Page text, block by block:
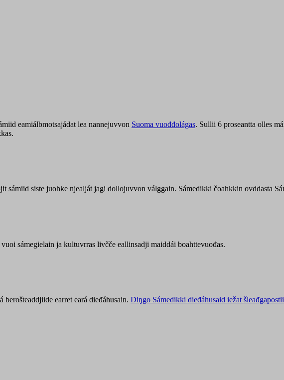
eamiálbmotsajádat lea nannejuvvon Suoma vuođđolágas. Sullii 6 proseantta olles
sámiid siste juohke njealját jagi dollojuvvon válggain. Sámedikki čoahkkin ovddasta
sámegielain ja kultuvrras livčče eallinsadji maiddái boahttevuođas.
earret eará dieđáhusain. Diŋgo Sámedikki dieđáhusaid iežat šleađgapostii